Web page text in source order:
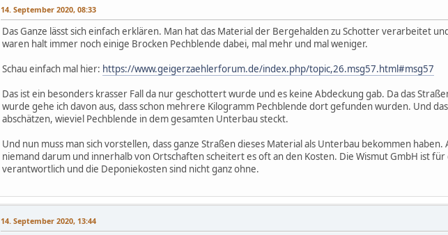
14. September 2020, 08:33
Das Ganze lässt sich einfach erklären. Man hat das Material der Bergehalden zu Schotter verarbeitet
waren halt immer noch einige Brocken Pechblende dabei, mal mehr und mal weniger.
Schau einfach mal hier: https://www.geigerzaehlerforum.de/index.php/topic,26.msg57.html#msg57
Das ist ein besonders krasser Fall da nur geschottert wurde und es keine Abdeckung gab. Da das
wurde gehe ich davon aus, dass schon mehrere Kilogramm Pechblende dort gefunden wurden. Und
abschätzen, wieviel Pechblende in dem gesamten Unterbau steckt.
Und nun muss man sich vorstellen, dass ganze Straßen dieses Material als Unterbau bekommen
niemand darum und innerhalb von Ortschaften scheitert es oft an den Kosten. Die Wismut GmbH ist
verantwortlich und die Deponiekosten sind nicht ganz ohne.
14. September 2020, 13:44